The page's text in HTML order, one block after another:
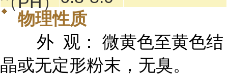
物理性质
外 观： 微黄色至黄色结
晶或无定形粉末，无臭。